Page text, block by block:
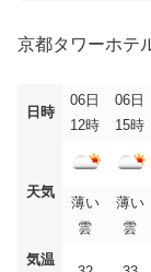
京都タワーホテ
日時
06日
12時
06日
15時
天気
薄い
雲
薄い
雲
気温